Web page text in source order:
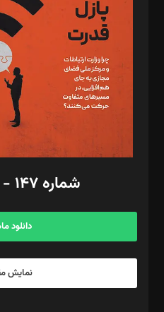
مصطفی مسجدی آرانی، ابوالفضل رجبی،
رستمی،مصطفی باستان
ویرایش: نگار استاد‌‌آقا
طراح یونیفرم: مجید توکلی
فیلمبرداری و عکاسی: امیر شفیعی،
گرافیک و صفحه‌آرایی: سید‌سبحان‌علی
مد‌یر توسعه تجاری: کامبیز برید‌
امور مالی: شاپور رهبری، محمد‌
آگهی و مشترکین: ۰۹۱۹۹۹۹۰۴۵۴
شماره ۱۴۷ - مرداد ۱۴۰۵
دانلود
نمایش